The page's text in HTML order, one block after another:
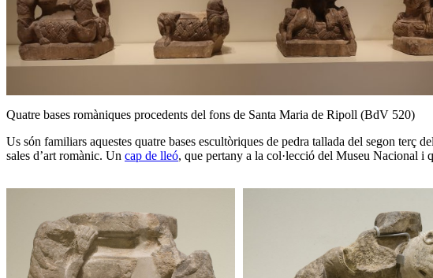
Quatre bases romàniques procedents del fons de Santa Maria de Ripoll (BdV 520)
Us són familiars aquestes quatre bases escultòriques de pedra tallada del segon terç
sales d’art romànic. Un cap de lleó, que pertany a la col·lecció del Museu Nacional i